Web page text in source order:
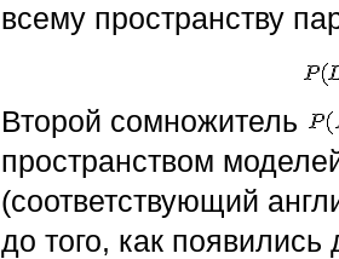
всему пространству
Второй сомножитель
пространством
(cоответствующий
до того, как